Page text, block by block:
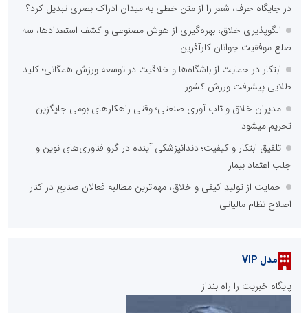
در جایگاه حرف، شعر را از متن خطی به میدان ادراک بصری تبدیل کرد؟
الگوپذیری خلاق، بهره‌گیری از هوش مصنوعی و کشف استعدادها، سه
ضلع موفقیت جوانان کارآفرین
ابتکار در حمایت از باشگاه‌ها و خلاقیت در توسعه ورزش همگانی؛ کلید
طلایی پیشرفت ورزش کشور
مدیران خلاق و تاب آوری صنعتی؛ وقتی راهکارهای بومی جایگزین
تحریم میشود
تلفیق ابتکار و کیفیت؛ دندانپزشکی آینده در گرو فناوری‌های نوین و
جلب اعتماد بیمار
حمایت از تولیدِ کیفی و خلاق، مهم‌ترین مطالبه فعالان صنایع در کنار
اصلاح نظام مالیاتی
مدل VIP
پایگاه خبریت را راه بنداز